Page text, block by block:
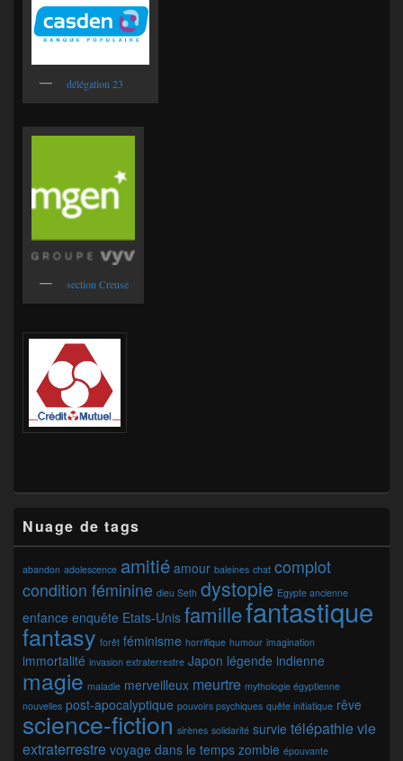
délégation 23
section Creuse
Nuage de tags
abandon adolescence amitié amour baleines chat complot
condition féminine dieu Seth dystopie Egypte ancienne
enfance enquête Etats-Unis famillefantastique
fantasy forêt féminisme horrifique humour imagination
immortalité invasion extraterrestre Japon légende indienne
magie maladie merveilleux meurtre mythologie égyptienne
nouvelles post-apocalyptique pouvoirs psychiques quête initiatique rêve
science-fiction sirènes solidarité survie télépathievie
extraterrestre voyage dans le temps zombie épouvante